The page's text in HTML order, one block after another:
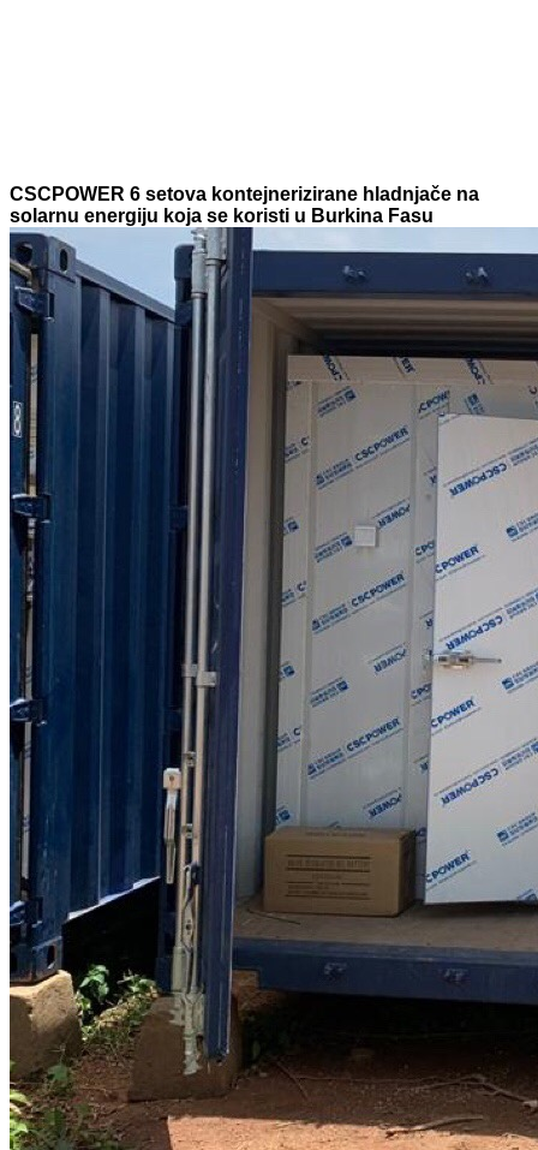
CSCPOWER 6 setova kontejnerizirane hladnjače na
solarnu energiju koja se koristi u Burkina Fasu